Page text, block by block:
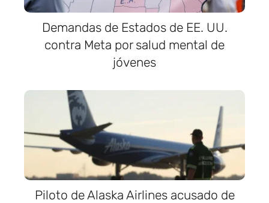
Demandas de Estados de EE. UU.
contra Meta por salud mental de
jóvenes
Piloto de Alaska Airlines acusado de